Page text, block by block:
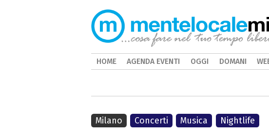
Milano Concerti Musica Nightlife
HOME AGENDA EVENTI OGGI DOMANI